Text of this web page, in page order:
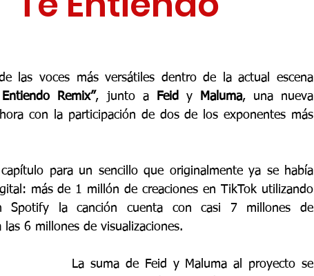
las voces más versátiles dentro de la actual escena
Remix”, junto a Feid y Maluma, una nueva
con la participación de dos de los exponentes más
para un sencillo que originalmente ya se había
más de 1 millón de creaciones en TikTok utilizando
la canción cuenta con casi 7 millones de
las 6 millones de visualizaciones.
La suma de Feid y Maluma al proyecto se